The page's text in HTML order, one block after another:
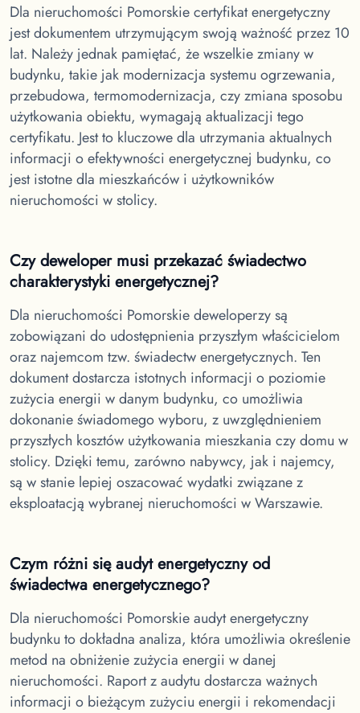
Dla nieruchomości Pomorskiecertyfikat energetyczny
jest dokumentem utrzymującym swoją ważność przez 10
lat. Należy jednak pamiętać, że wszelkie zmiany w
budynku, takie jak modernizacja systemu ogrzewania,
przebudowa, termomodernizacja, czy zmiana sposobu
użytkowania obiektu, wymagają aktualizacji tego
certyfikatu. Jest to kluczowe dla utrzymania aktualnych
informacji o efektywności energetycznej budynku, co
jest istotne dla mieszkańców i użytkowników
nieruchomości w stolicy.
Czy deweloper musi przekazać świadectwo
charakterystyki energetycznej?
Dla nieruchomości Pomorskiedeweloperzy są
zobowiązani do udostępnienia przyszłym właścicielom
oraz najemcom tzw. świadectw energetycznych. Ten
dokument dostarcza istotnych informacji o poziomie
zużycia energii w danym budynku, co umożliwia
dokonanie świadomego wyboru, z uwzględnieniem
przyszłych kosztów użytkowania mieszkania czy domu w
stolicy. Dzięki temu, zarówno nabywcy, jak i najemcy,
są w stanie lepiej oszacować wydatki związane z
eksploatacją wybranej nieruchomości w Warszawie.
Czym różni się audyt energetyczny od
świadectwa energetycznego?
Dla nieruchomości Pomorskieaudyt energetyczny
budynku to dokładna analiza, która umożliwia określenie
metod na obniżenie zużycia energii w danej
nieruchomości. Raport z audytu dostarcza ważnych
informacji o bieżącym zużyciu energii i rekomendacji